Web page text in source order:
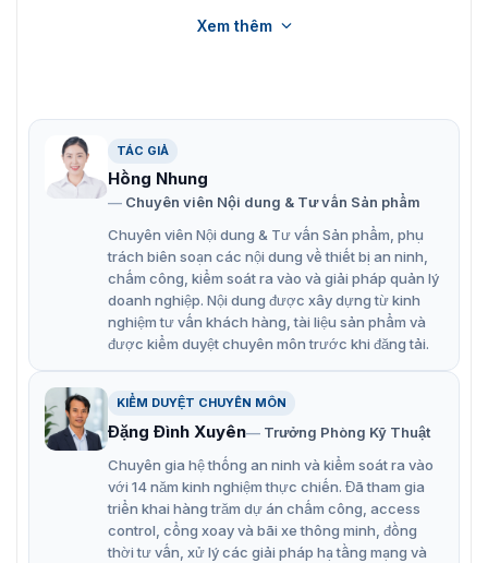
Công nghệ xử lý hình ảnh: Chế độ AGC nhiệt tự thích
ứng, biểu đồ và Liner, DDE, DNR 3D
Máy dò chất lượng cao với bảo hành 10 năm
Xem thêm
TÁC GIẢ
Hồng Nhung
Chuyên viên Nội dung & Tư vấn Sản phẩm
Chuyên viên Nội dung & Tư vấn Sản phẩm, phụ
trách biên soạn các nội dung về thiết bị an ninh,
chấm công, kiểm soát ra vào và giải pháp quản lý
doanh nghiệp. Nội dung được xây dựng từ kinh
nghiệm tư vấn khách hàng, tài liệu sản phẩm và
được kiểm duyệt chuyên môn trước khi đăng tải.
KIỂM DUYỆT CHUYÊN MÔN
Đặng Đình Xuyên
Trưởng Phòng Kỹ Thuật
Chuyên gia hệ thống an ninh và kiểm soát ra vào
với 14 năm kinh nghiệm thực chiến. Đã tham gia
triển khai hàng trăm dự án chấm công, access
control, cổng xoay và bãi xe thông minh, đồng
thời tư vấn, xử lý các giải pháp hạ tầng mạng và